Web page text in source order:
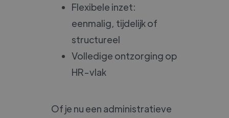
Flexibele inzet:
eenmalig, tijdelijk of
structureel
Volledige ontzorging op
HR-vlak
Of je nu een administratieve